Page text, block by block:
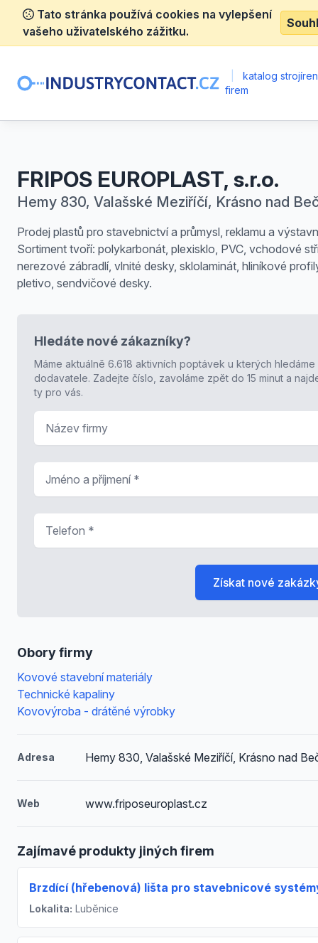
Tato stránka používá cookies na vylepšení
vašeho uživatelského zážitku.
katalog
firem
FRIPOS EUROPLAST, s.r.o.
Hemy 830, Valašské Meziříčí, Krásno nad
Prodej plastů pro stavebnictví a průmysl, reklamu a
Sortiment tvoří: polykarbonát, plexisklo, PVC, vchodové
nerezové zábradlí, vlnité desky, sklolaminát, hliníkové
pletivo, sendvičové desky.
Obory firmy
Kovové stavební materiály
Technické kapaliny
Kovovýroba - drátěné výrobky
Adresa Hemy 830, Valašské Meziříčí, Krásno nad
Web www.friposeuroplast.cz
Zajímavé produkty jiných firem
Brzdící (hřebenová) lišta pro stavebnicové
Lokalita: Luběnice
Hledáte nové zákazníky?
Máme aktuálně 6.618 aktivních poptávek u kterých hledáme
dodavatele. Zadejte číslo, zavoláme zpět do 15 minut a
ty pro vás.
Získat nové